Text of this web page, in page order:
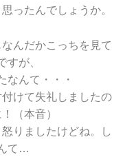
ったんでしょうか。
んだかこっちを見て
すが、
なんて・・・
けて失礼しましたの
（本音）
りましたけどね。し
て…